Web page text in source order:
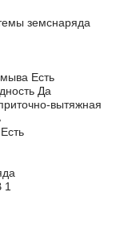
земснаряда
Есть
Да
вытяжная
1